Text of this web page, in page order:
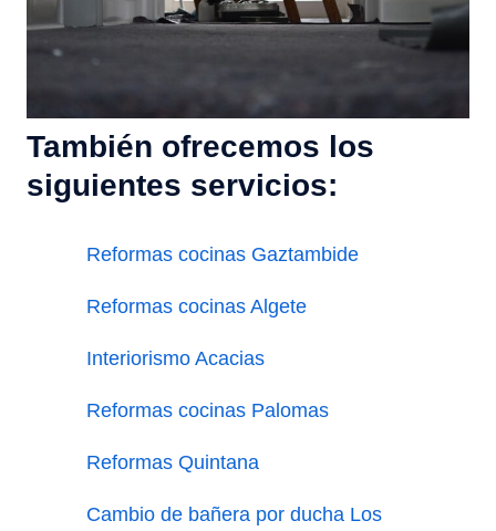
También ofrecemos los
siguientes servicios:
Reformas cocinas Gaztambide
Reformas cocinas Algete
Interiorismo Acacias
Reformas cocinas Palomas
Reformas Quintana
Cambio de bañera por ducha Los